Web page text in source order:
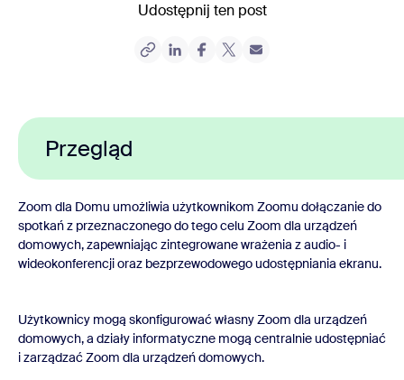
Udostępnij ten post
Przegląd
Zoom dla Domu umożliwia użytkownikom Zoomu dołączanie do
spotkań z przeznaczonego do tego celu Zoom dla urządzeń
domowych, zapewniając zintegrowane wrażenia z audio- i
wideokonferencji oraz bezprzewodowego udostępniania ekranu.
Użytkownicy mogą skonfigurować własny Zoom dla urządzeń
domowych, a działy informatyczne mogą centralnie udostępniać
i zarządzać Zoom dla urządzeń domowych.